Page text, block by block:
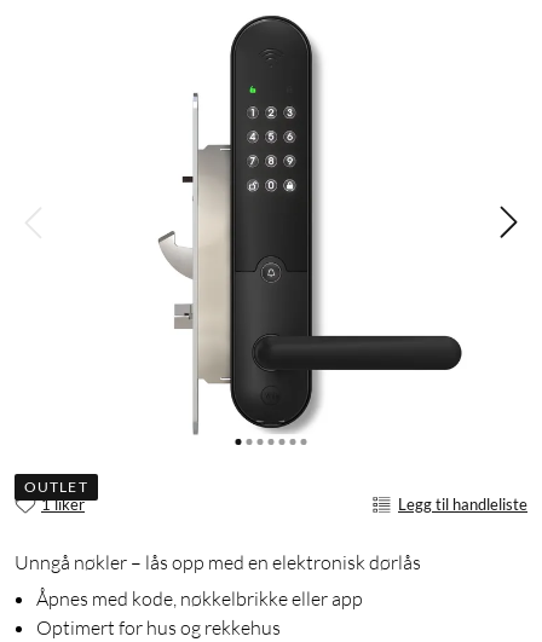
OUTLET
1 liker Legg til handleliste
Unngå nøkler – lås opp med en elektronisk dørlås
Åpnes med kode, nøkkelbrikke eller app
Optimert for hus og rekkehus